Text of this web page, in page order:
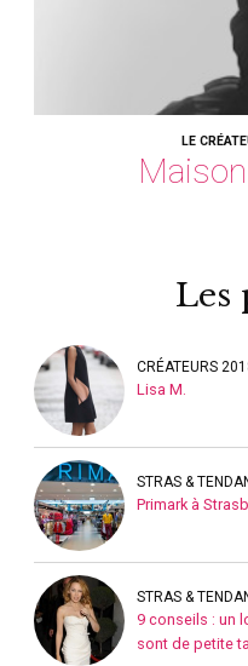
LE
Les
CRÉATEURS
Lisa M.
STRAS &
Primark à
STRAS &
9 conseils : un
sont de petite